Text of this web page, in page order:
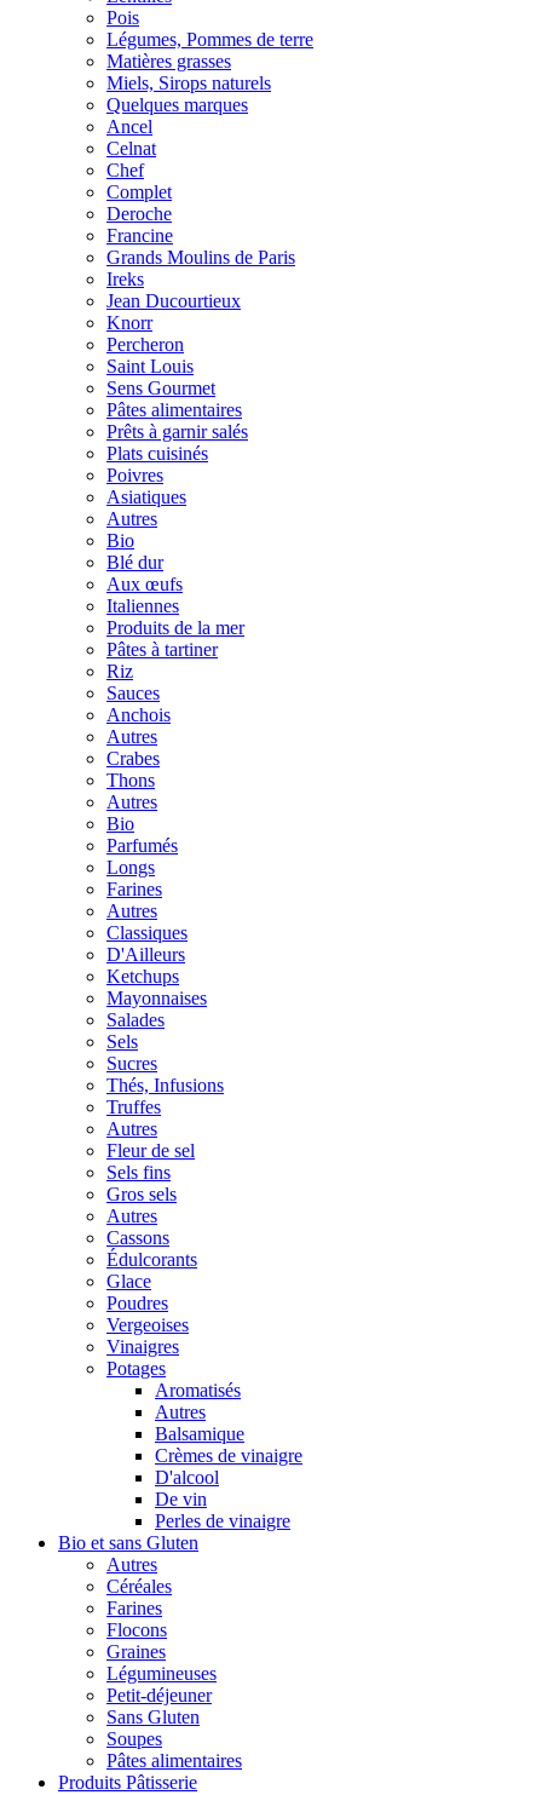
Pois
Légumes, Pommes de terre
Matières grasses
Miels, Sirops naturels
Quelques marques
Ancel
Celnat
Chef
Complet
Deroche
Francine
Grands Moulins de Paris
Ireks
Jean Ducourtieux
Knorr
Percheron
Saint Louis
Sens Gourmet
Pâtes alimentaires
Prêts à garnir salés
Plats cuisinés
Poivres
Asiatiques
Autres
Bio
Blé dur
Aux œufs
Italiennes
Produits de la mer
Pâtes à tartiner
Riz
Sauces
Anchois
Autres
Crabes
Thons
Autres
Bio
Parfumés
Longs
Farines
Autres
Classiques
D'Ailleurs
Ketchups
Mayonnaises
Salades
Sels
Sucres
Thés, Infusions
Truffes
Autres
Fleur de sel
Sels fins
Gros sels
Autres
Cassons
Édulcorants
Glace
Poudres
Vergeoises
Vinaigres
Potages
Aromatisés
Autres
Balsamique
Crèmes de vinaigre
D'alcool
De vin
Perles de vinaigre
Bio et sans Gluten
Autres
Céréales
Farines
Flocons
Graines
Légumineuses
Petit-déjeuner
Sans Gluten
Soupes
Pâtes alimentaires
Produits Pâtisserie